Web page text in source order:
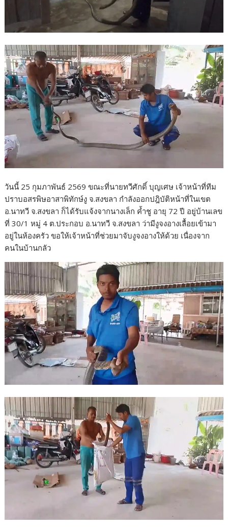
วันนี้ 25 กุมภาพันธ์ 2569 ขณะที่นายทวีศักดิ์ บุญเศษ เจ้าหน้าที่ทีม
ปราบอสรพิษอาสาพิทักษ์งู จ.สงขลา กำลังออกปฎิบัติหน้าที่ในเขต
อ.นาทวี จ.สงขลา ก็ได้รับแจ้งจากนางเล็ก ค้ำชู อายุ 72 ปี อยู่บ้านเลข
ที่ 30/1 หมู่ 4 ต.ประกอบ อ.นาทวี จ.สงขลา ว่ามีงูจงอางเลื้อยเข้ามา
อยู่ในห้องครัว ขอให้เจ้าหน้าที่ช่วยมาจับงูจงอางให้ด้วย เนื่องจาก
คนในบ้านกลัว